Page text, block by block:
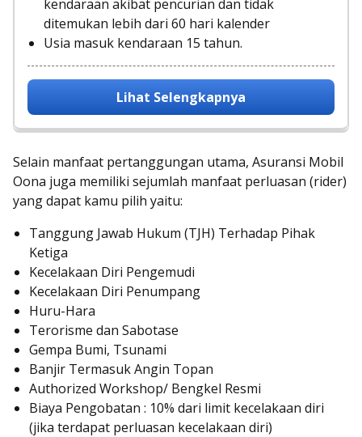
kendaraan akibat pencurian dan tidak
ditemukan lebih dari 60 hari kalender
Usia masuk kendaraan 15 tahun.
Lihat Selengkapnya
Selain manfaat pertanggungan utama, Asuransi Mobil
Oona juga memiliki sejumlah manfaat perluasan (rider)
yang dapat kamu pilih yaitu:
Tanggung Jawab Hukum (TJH) Terhadap Pihak
Ketiga
Kecelakaan Diri Pengemudi
Kecelakaan Diri Penumpang
Huru-Hara
Terorisme dan Sabotase
Gempa Bumi, Tsunami
Banjir Termasuk Angin Topan
Authorized Workshop/ Bengkel Resmi
Biaya Pengobatan : 10% dari limit kecelakaan diri
(jika terdapat perluasan kecelakaan diri)